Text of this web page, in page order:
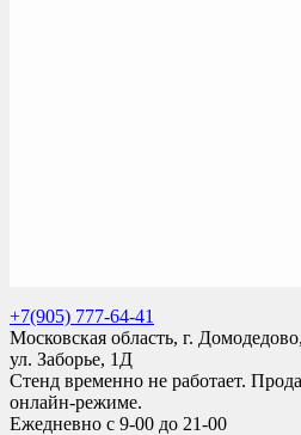
+7(905) 777-64-41
Московская область, г.
ул. Заборье, 1Д
Стенд временно не работает.
онлайн-режиме.
Ежедневно с 9-00 до 21-00